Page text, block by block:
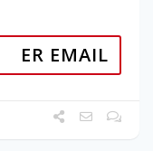
ER EMAIL